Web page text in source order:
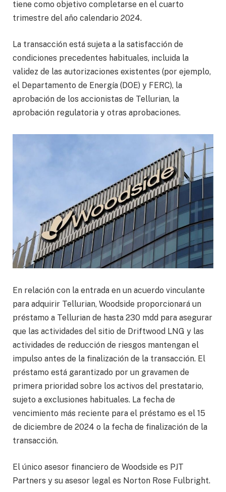
tiene como objetivo completarse en el cuarto
trimestre del año calendario 2024.
La transacción está sujeta a la satisfacción de
condiciones precedentes habituales, incluida la
validez de las autorizaciones existentes (por ejemplo,
el Departamento de Energía (DOE) y FERC), la
aprobación de los accionistas de Tellurian, la
aprobación regulatoria y otras aprobaciones.
En relación con la entrada en un acuerdo vinculante
para adquirir Tellurian, Woodside proporcionará un
préstamo a Tellurian de hasta 230 mdd para asegurar
que las actividades del sitio de Driftwood LNG y las
actividades de reducción de riesgos mantengan el
impulso antes de la finalización de la transacción. El
préstamo está garantizado por un gravamen de
primera prioridad sobre los activos del prestatario,
sujeto a exclusiones habituales. La fecha de
vencimiento más reciente para el préstamo es el 15
de diciembre de 2024 o la fecha de finalización de la
transacción.
El único asesor financiero de Woodside es PJT
Partners y su asesor legal es Norton Rose Fulbright.